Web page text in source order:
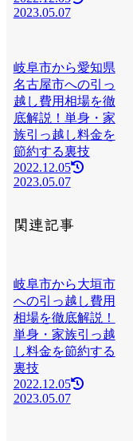
2023.05.07
岐阜市から愛知県
名古屋市への引っ
越し費用相場を徹
底解説！単身・家
族引っ越し料金を
節約する裏技
2022.12.05
2023.05.07
関連記事
岐阜市から大垣市
への引っ越し費用
相場を徹底解説！
単身・家族引っ越
し料金を節約する
裏技
2022.12.05
2023.05.07